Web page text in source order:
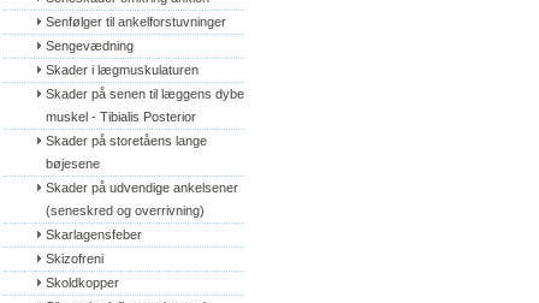
Senfølger til ankelforstuvninger
Sengevædning
Skader i lægmuskulaturen
Skader på senen til læggens dybe
muskel - Tibialis Posterior
Skader på storetåens lange
bøjesene
Skader på udvendige ankelsener
(seneskred og overrivning)
Skarlagensfeber
Skizofreni
Skoldkopper